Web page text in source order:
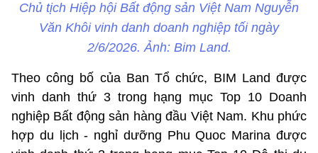
Chủ tịch Hiệp hội Bất động sản Việt Nam Nguyễn
Văn Khôi vinh danh doanh nghiệp tối ngày
2/6/2026. Ảnh: Bim Land.
Theo công bố của Ban Tổ chức, BIM Land được
vinh danh thứ 3 trong hạng mục Top 10 Doanh
nghiệp Bất động sản hàng đầu Việt Nam. Khu phức
hợp du lịch - nghỉ dưỡng Phu Quoc Marina được